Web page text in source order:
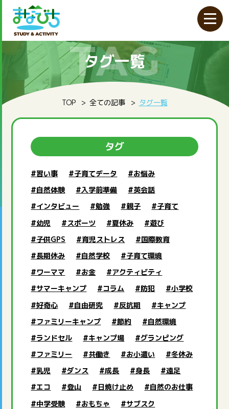
アクティビティ検索
ACTIVITY
タグ一覧
TAG
TOP 全ての記事 タグ一覧
タグ
#習い事 #子育てデータ
#お悩み
#自然体験
#入学前準備
#英会話
#インタビュー
#勉強 #親子
#子育て
#幼児
#スポーツ #夏休み
#遊び
#子供GPS
#育児ストレス
#国際教育
#長期休み
#自然学校
#子育て環境
#ワーママ
#お金
#アクティビティ
#サマーキャンプ
#コラム #防犯
#小学校
#好奇心
#自由研究 #反抗期
#キャンプ
#ファミリーキャンプ
#節約
#自然環境
#ランドセル
#キャンプ場
#グランピング
#ファミリー
#共働き #お小遣い
#冬休み
#乳児
#ダンス #成長 #身長
#遠足
#エコ
#登山 #日焼け止め
#自然のお仕事
#中学受験
#おもちゃ
#サブスク